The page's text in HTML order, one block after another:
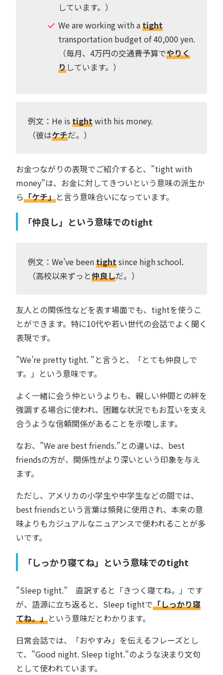
しています。）
We are working with atight
transportation budget of 40,000 yen.
（毎月、4万円の交通費予算でやりく
りしています。）
例文：He is tightwith his money.
（彼はケチだ。）
お金つながりの表現でご紹介すると、”tight with
money”は、お金に対してきついという意味の派生か
ら「ケチ」と言う意味合いになっています。
「仲良し」という意味でのtight
例文：We’ve beentightsince high school.
（高校以来ずっと仲良しだ。）
友人との関係性などを表す場面でも、tightを使うこ
とができます。特に10代や若い世代の会話でよく聞く
表現です。
”We’re pretty tight. ”と言うと、「とても仲良しで
す。」という意味です。
よく一緒に会う仲というよりも、親しい仲間との絆を
強調する場合に使われ、困難な状況でもお互いを支え
合うような信頼関係があることを示唆します。
なお、”We are best friends.”との違いは、best
friendsの方が、関係性がより深いという印象を与え
ます。
ただし、アメリカの小学生や中学生などの間では、
best friendsという言葉は頻発に使用され、本来の意
味よりもカジュアルなニュアンスで使われることが多
いです。
「しっかり寝てね」という意味でのtight
”Sleep tight.” 直訳すると「きつく寝てね。」です
が、語源に立ち返ると、Sleep tightで「しっかり寝
てね。」という意味だとわかります。
日常会話では、「おやすみ」を伝えるフレーズとし
て、”Good night. Sleep tight.”のような決まり文句
として使われています。